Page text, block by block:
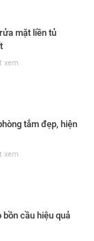
mặt liền tủ
xem
tắm đẹp, hiện
xem
cầu hiệu quả